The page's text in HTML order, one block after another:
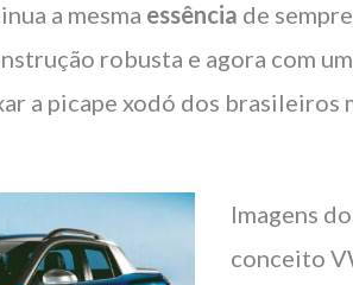
a mesma essência de
robusta e agora com um
a picape xodó dos brasileiros
Imagens do
conceito